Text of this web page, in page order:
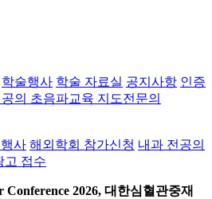
학술행사 학술 자료실 공지사항 인증
의 초음파교육 지도전문의
사 해외학회 참가신청 내과 전공의
고 접수
2026, 대한심혈관중재